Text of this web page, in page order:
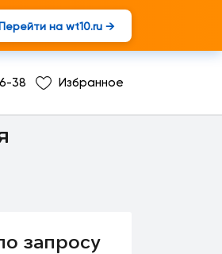
на wt10.ru →
38 Избранное
запросу